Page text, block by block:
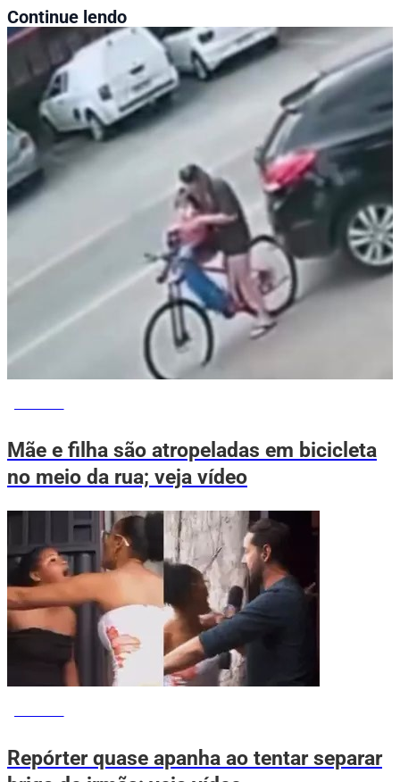
Continue lendo
Mãe e filha são atropeladas em bicicleta
no meio da rua; veja vídeo
Repórter quase apanha ao tentar separar